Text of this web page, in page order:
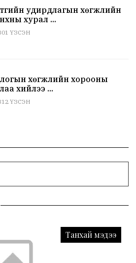
удирдлагын хөгжлийн
хурал ...
ҮЗСЭН
хөгжлийн хорооны
хийлээ ...
ҮЗСЭН
Танхай мэдээ